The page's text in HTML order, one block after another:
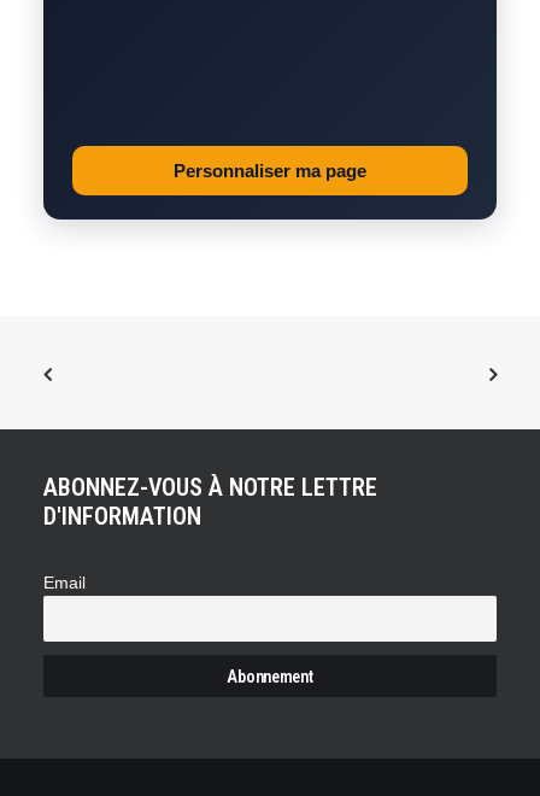
Personnaliser ma page
ABONNEZ-VOUS À NOTRE LETTRE
D'INFORMATION
Email